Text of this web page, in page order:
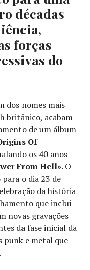
décadas
forças
do
dos nomes mais
britânico, acabam
de um álbum
Of
os 40 anos
From Hell». O
o dia 23 de
da história
que inclui
novas gravações
da fase inicial da
punk e metal que